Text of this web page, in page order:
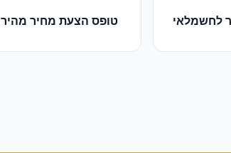
לחשמלאי טופס הצעת מחיר מהיר